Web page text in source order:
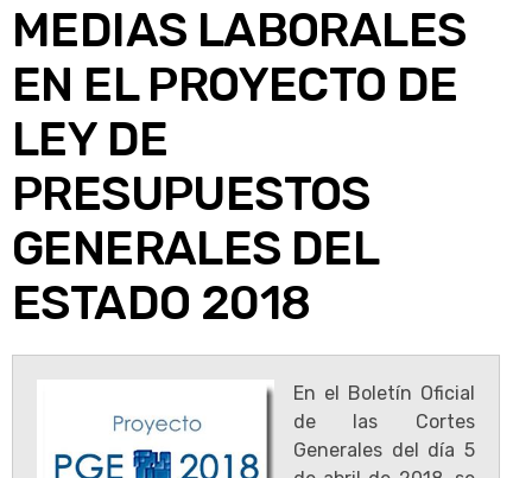
MEDIAS LABORALES
EN EL PROYECTO DE
LEY DE
PRESUPUESTOS
GENERALES DEL
ESTADO 2018
En el Boletín Oficial
de las Cortes
Generales del día 5